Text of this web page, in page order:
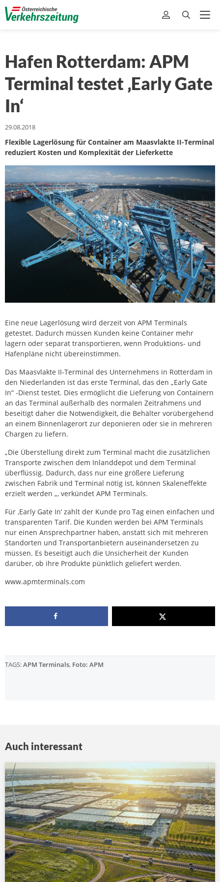
Hafen Rotterdam: APM
Terminal testet ‚Early Gate
In‘
29.08.2018
Flexible Lagerlösung für Container am Maasvlakte II-Terminal
reduziert Kosten und Komplexität der Lieferkette
Eine neue Lagerlösung wird derzeit von APM Terminals
getestet. Dadurch müssen Kunden keine Container mehr
lagern oder separat transportieren, wenn Produktions- und
Hafenpläne nicht übereinstimmen.
Das Maasvlakte II-Terminal des Unternehmens in Rotterdam in
den Niederlanden ist das erste Terminal, das den „Early Gate
In“ -Dienst testet. Dies ermöglicht die Lieferung von Containern
an das Terminal außerhalb des normalen Zeitrahmens und
beseitigt daher die Notwendigkeit, die Behälter vorübergehend
an einem Binnenlagerort zur deponieren oder sie in mehreren
Chargen zu liefern.
„Die Überstellung direkt zum Terminal macht die zusätzlichen
Transporte zwischen dem Inlanddepot und dem Terminal
überflüssig. Dadurch, dass nur eine größere Lieferung
zwischen Fabrik und Terminal nötig ist, können Skaleneffekte
erzielt werden „, verkündet APM Terminals.
Für ‚Early Gate In‘ zahlt der Kunde pro Tag einen einfachen und
transparenten Tarif. Die Kunden werden bei APM Terminals
nur einen Ansprechpartner haben, anstatt sich mit mehreren
Standorten und Transportanbietern auseinandersetzen zu
müssen. Es beseitigt auch die Unsicherheit der Kunden
darüber, ob ihre Produkte pünktlich geliefert werden.
www.apmterminals.com
TAGS:APM Terminals, Foto: APM
Auch interessant